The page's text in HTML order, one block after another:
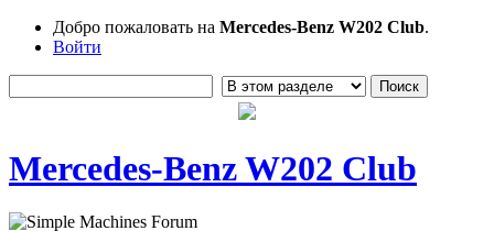
Добро пожаловать на Mercedes-Benz W202 Club.
Войти
Mercedes-Benz W202 Club